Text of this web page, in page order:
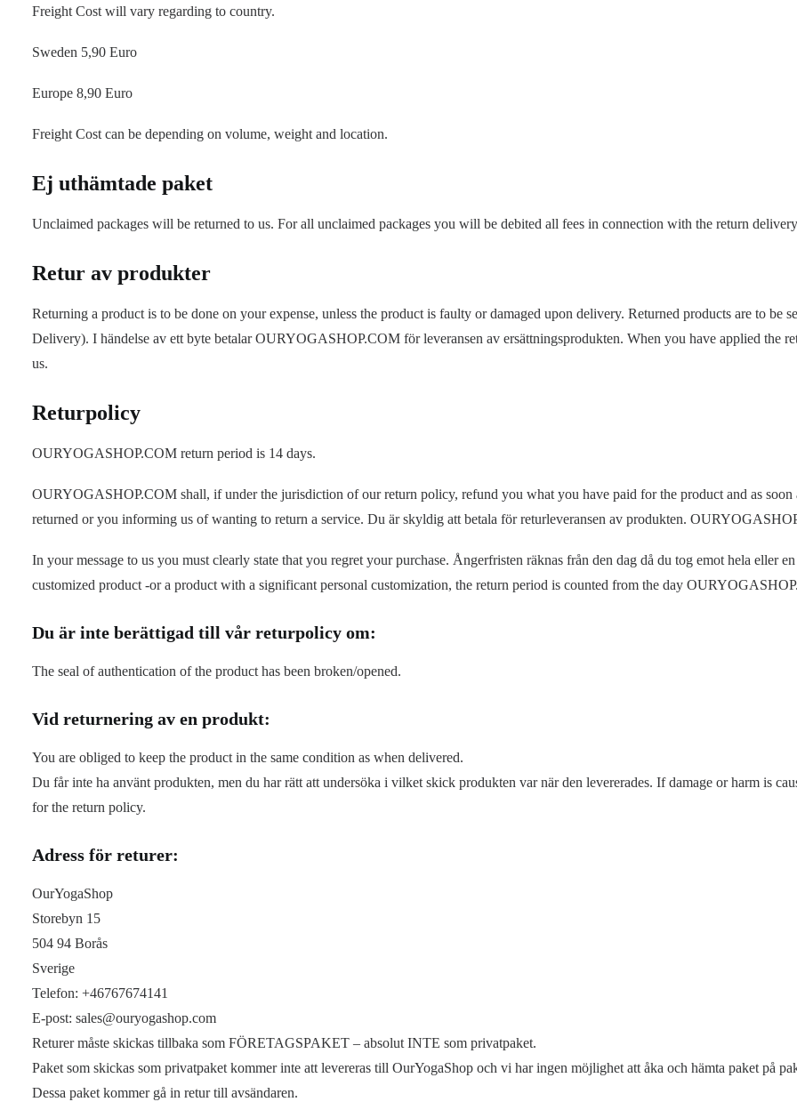
Freight Cost will vary regarding to country.
Sweden 5,90 Euro
Europe 8,90 Euro
Freight Cost can be depending on volume, weight and location.
Ej uthämtade paket
Unclaimed packages will be returned to us. For all unclaimed packages you will be debited all fees in connection with the return
Retur av produkter
Returning a product is to be done on your expense, unless the product is faulty or damaged upon delivery. Returned products are to be
Delivery). I händelse av ett byte betalar OURYOGASHOP.COM för leveransen av ersättningsprodukten. When you have applied the
us.
Returpolicy
OURYOGASHOP.COM return period is 14 days.
OURYOGASHOP.COM shall, if under the jurisdiction of our return policy, refund you what you have paid for the product and as soon
returned or you informing us of wanting to return a service. Du är skyldig att betala för returleveransen av produkten.
In your message to us you must clearly state that you regret your purchase. Ångerfristen räknas från den dag då du tog emot hela eller
customized product -or a product with a significant personal customization, the return period is counted from the day
Du är inte berättigad till vår returpolicy om:
The seal of authentication of the product has been broken/opened.
Vid returnering av en produkt:
You are obliged to keep the product in the same condition as when delivered.
Du får inte ha använt produkten, men du har rätt att undersöka i vilket skick produkten var när den levererades. If damage or harm is
for the return policy.
Adress för returer:
OurYogaShop
Storebyn 15
504 94 Borås
Sverige
Telefon: +46767674141
E-post: sales@ouryogashop.com
Returer måste skickas tillbaka som FÖRETAGSPAKET – absolut INTE som privatpaket.
Paket som skickas som privatpaket kommer inte att levereras till OurYogaShop och vi har ingen möjlighet att åka och hämta paket på
Dessa paket kommer gå in retur till avsändaren.